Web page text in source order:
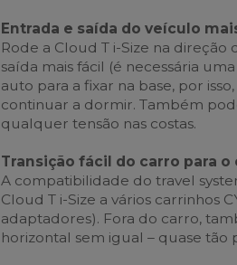
Entrada e saída do veículo
Rode a Cloud T i-Size na
saída mais fácil (é necessária
auto para a fixar na base, por
continuar a dormir. Também
qualquer tensão nas costas.
Transição fácil do carro para o
A compatibilidade do travel
Cloud T i-Size a vários carrinhos
adaptadores). Fora do carro,
horizontal sem igual – quase tão